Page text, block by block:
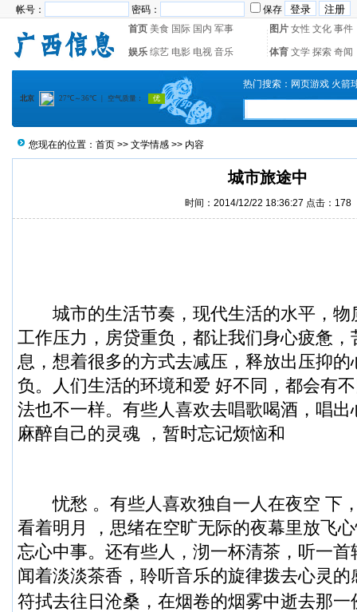
帐号： 密码：
保存
首页 美食 国际 国内 军事 图片 女性 文化 事件
娱乐 综艺 电影 电视 音乐 体育 文学 探索 奇闻
热门搜索： 网页游戏 火箭
您现在的位置： 首页 >> 文学情感 >> 内容
城市旅途中
时间：2014/12/22 18:36:27 点击： 178
城市的生活节奏，现代生活的水平，物
工作压力，房贷重负，都让我们身心疲惫
息，想着很多的方式去减压，释放出压抑
负。人们生活的环境和爱 好不同，都会有
法也不一样。有些人喜欢去唱歌喝酒，唱
麻醉自己的灵魂 ，暂时忘记烦恼和
忧愁 。有些人喜欢独自一人在夜空 下
看着明月 ，思绪在空旷无际的夜幕里放飞
忘心中事。还有些人，沏一杯清茶，听一
闻着淡淡茶香，聆听音乐的旋律拨去心灵
符拭去往日沧桑，在烟卷的烟雾中逝去那一